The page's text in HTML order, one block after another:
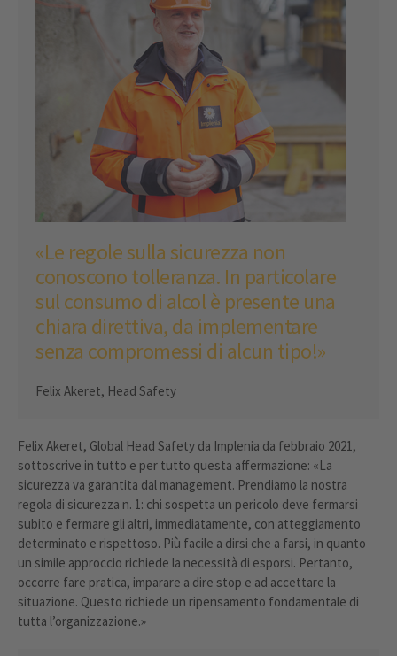
«Le regole sulla sicurezza non
conoscono tolleranza. In particolare
sul consumo di alcol è presente una
chiara direttiva, da implementare
senza compromessi di alcun tipo!»
Felix Akeret, Head Safety
Felix Akeret, Global Head Safety da Implenia da febbraio 2021,
sottoscrive in tutto e per tutto questa affermazione: «La
sicurezza va garantita dal management. Prendiamo la nostra
regola di sicurezza n. 1: chi sospetta un pericolo deve fermarsi
subito e fermare gli altri, immediatamente, con atteggiamento
determinato e rispettoso. Più facile a dirsi che a farsi, in quanto
un simile approccio richiede la necessità di esporsi. Pertanto,
occorre fare pratica, imparare a dire stop e ad accettare la
situazione. Questo richiede un ripensamento fondamentale di
tutta l’organizzazione.»